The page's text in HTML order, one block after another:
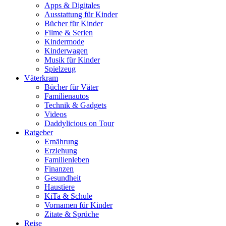
Apps & Digitales
Ausstattung für Kinder
Bücher für Kinder
Filme & Serien
Kindermode
Kinderwagen
Musik für Kinder
Spielzeug
Väterkram
Bücher für Väter
Familienautos
Technik & Gadgets
Videos
Daddylicious on Tour
Ratgeber
Ernährung
Erziehung
Familienleben
Finanzen
Gesundheit
Haustiere
KiTa & Schule
Vornamen für Kinder
Zitate & Sprüche
Reise